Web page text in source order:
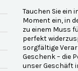
Tauchen Sie ein
Moment ein, in
zu einem Muss
perfekt
sorgfältige
Geschenk – die
unser Geschäft